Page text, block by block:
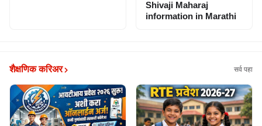
information in Marathi